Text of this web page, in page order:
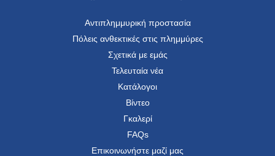
Αντιπλημμυρική προστασία
Πόλεις ανθεκτικές στις πλημμύρες
Σχετικά με εμάς
Τελευταία νέα
Κατάλογοι
Βίντεο
Γκαλερί
FAQs
Επικοινωνήστε μαζί μας